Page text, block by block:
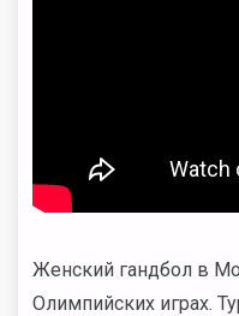
Женский гандбол в
Олимпийских играх.